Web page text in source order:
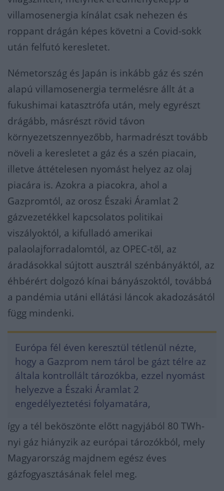
villamosenergia kínálat csak nehezen és
roppant drágán képes követni a Covid-sokk
után felfutó keresletet.
Németország és Japán is inkább gáz és szén
alapú villamosenergia termelésre állt át a
fukushimai katasztrófa után, mely egyrészt
drágább, másrészt rövid távon
környezetszennyezőbb, harmadrészt tovább
növeli a keresletet a gáz és a szén piacain,
illetve áttételesen nyomást helyez az olaj
piacára is. Azokra a piacokra, ahol a
Gazpromtól, az orosz Északi Áramlat 2
gázvezetékkel kapcsolatos politikai
viszályoktól, a kifulladó amerikai
palaolajforradalomtól, az OPEC-től, az
áradásokkal sújtott ausztrál szénbányáktól, az
éhbérért dolgozó kínai bányászoktól, továbbá
a pandémia utáni ellátási láncok akadozásától
függ mindenki.
Európa fél éven keresztül tétlenül nézte,
hogy a Gazprom nem tárol be gázt télre az
általa kontrollált tározókba, ezzel nyomást
helyezve a Északi Áramlat 2
engedélyeztetési folyamatára,
így a tél beköszönte előtt nagyjából 80 TWh-
nyi gáz hiányzik az európai tározókból, mely
Magyarország majdnem egész éves
gázfogyasztásának felel meg.